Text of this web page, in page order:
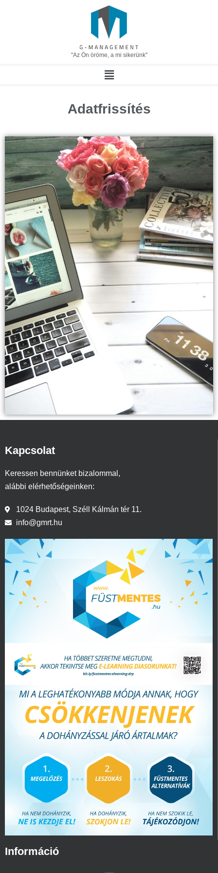
"Az Ön öröme, a mi sikerünk"
Adatfrissítés
Kapcsolat
Keressen bennünket bizalommal,
alábbi elérhetőségeinken:
1024 Budapest, Széll Kálmán tér 11.
info@gmrt.hu
Információ